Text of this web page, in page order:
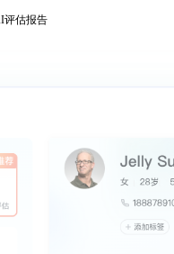
评估报告